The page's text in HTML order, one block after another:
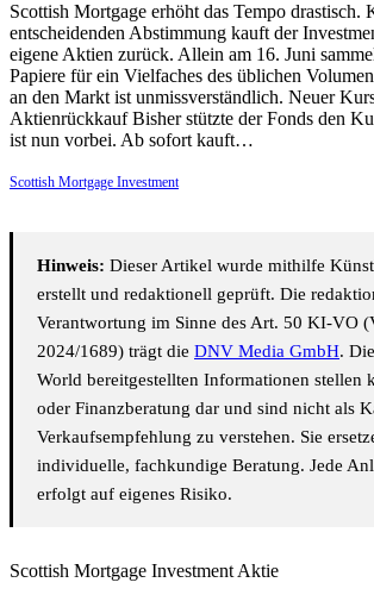
Scottish Mortgage erhöht das Tempo drastisch.
entscheidenden Abstimmung kauft der
eigene Aktien zurück. Allein am 16. Juni
Papiere für ein Vielfaches des üblichen
an den Markt ist unmissverständlich. Neuer
Aktienrückkauf Bisher stützte der Fonds den
ist nun vorbei. Ab sofort kauft…
Scottish Mortgage Investment
Hinweis: Dieser Artikel wurde mithilfe
erstellt und redaktionell geprüft. Die
Verantwortung im Sinne des Art. 50 KI-VO
2024/1689) trägt die DNV Media GmbH.
World bereitgestellten Informationen stellen
oder Finanzberatung dar und sind nicht als
Verkaufsempfehlung zu verstehen. Sie
individuelle, fachkundige Beratung. Jede
erfolgt auf eigenes Risiko.
Scottish Mortgage Investment Aktie